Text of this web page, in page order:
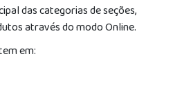
das categorias de seções,
através do modo Online.
em: